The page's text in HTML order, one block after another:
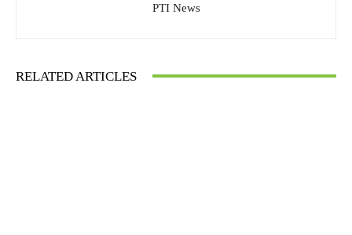
PTI News
RELATED ARTICLES